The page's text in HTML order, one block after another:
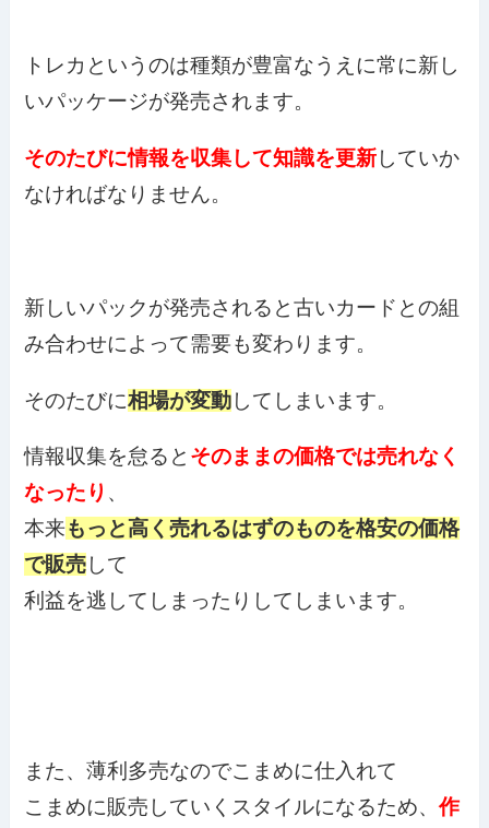
トレカというのは種類が豊富なうえに常に新し
いパッケージが発売されます。
そのたびに情報を収集して知識を更新していか
なければなりません。
新しいパックが発売されると古いカードとの組
み合わせによって需要も変わります。
そのたびに相場が変動してしまいます。
情報収集を怠ると そのままの価格では売れなく
なったり 、
本来もっと高く売れるはずのものを格安の価格
で販売して
利益を逃してしまったりしてしまいます。
また、薄利多売なのでこまめに仕入れて
こまめに販売していくスタイルになるため、作